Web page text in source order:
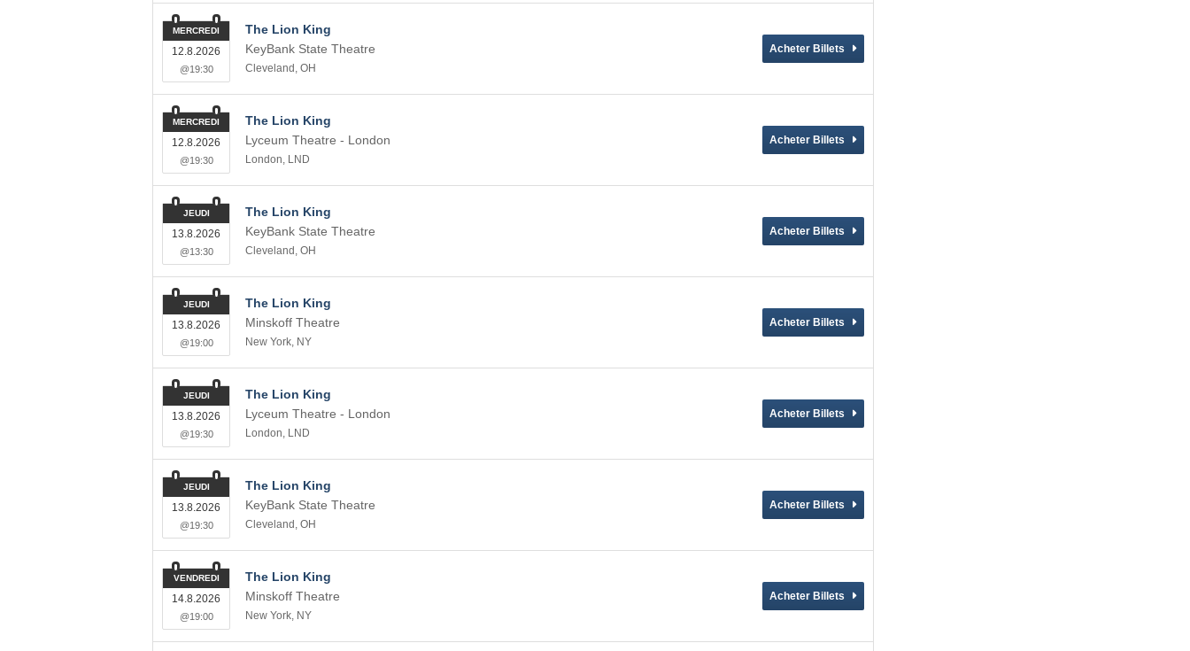
The Lion King
KeyBank State Theatre
Cleveland , OH
MERCREDI
12.8.2026
@19:30
The Lion King
Lyceum Theatre - London
London, LND
MERCREDI
12.8.2026
@19:30
The Lion King
KeyBank State Theatre
Cleveland , OH
JEUDI
13.8.2026
@13:30
The Lion King
Minskoff Theatre
New York, NY
JEUDI
13.8.2026
@19:00
The Lion King
Lyceum Theatre - London
London, LND
JEUDI
13.8.2026
@19:30
The Lion King
KeyBank State Theatre
Cleveland , OH
JEUDI
13.8.2026
@19:30
The Lion King
Minskoff Theatre
New York, NY
VENDREDI
14.8.2026
@19:00